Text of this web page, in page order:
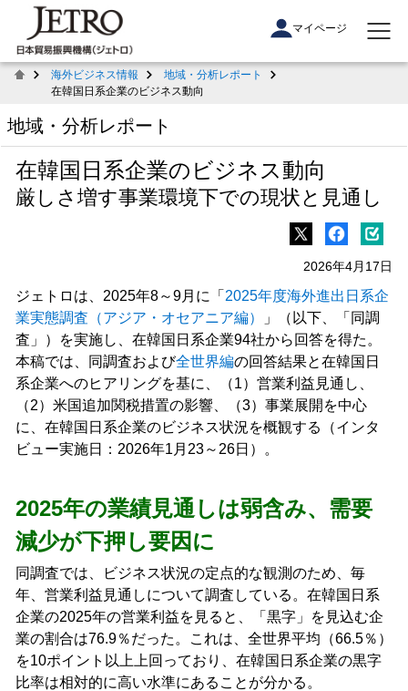
マイページ
海外ビジネス情報
地域・分析レポート
在韓国日系企業のビジネス動向
地域・分析レポート
在韓国日系企業のビジネス動向
厳しさ増す事業環境下での現状と見通し
2026年4月17日
ジェトロは、2025年8～9月に「 2025年度海外進出日系企
業実態調査（アジア・オセアニア編）
」（以下、「同調
査」）を実施し、在韓国日系企業94社から回答を得た。
本稿では、同調査および全世界編の回答結果と在韓国日
系企業へのヒアリングを基に、（1）営業利益見通し、
（2）米国追加関税措置の影響、（3）事業展開を中心
に、在韓国日系企業のビジネス状況を概観する（インタ
ビュー実施日：2026年1月23～26日）。
2025年の業績見通しは弱含み、需要
減少が下押し要因に
同調査では、ビジネス状況の定点的な観測のため、毎
年、営業利益見通しについて調査している。在韓国日系
企業の2025年の営業利益を見ると、「黒字」を見込む企
業の割合は76.9％だった。これは、全世界平均（66.5％）
を10ポイント以上上回っており、在韓国日系企業の黒字
比率は相対的に高い水準にあることが分かる。